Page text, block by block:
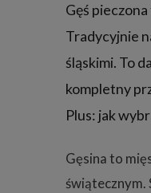
Gęś
Tradycyjnie
śląskimi. To
kompletny
Plus: jak
Gęsina to
świątecznym.